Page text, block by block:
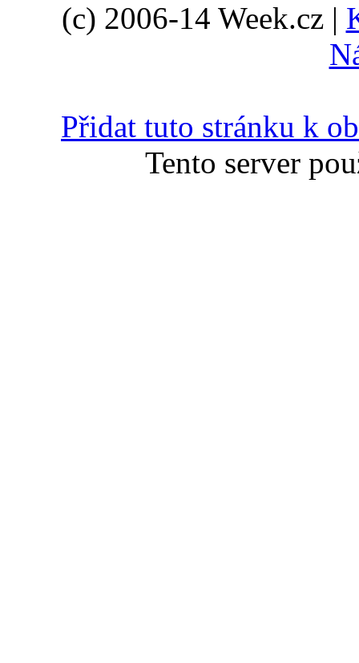
(c) 2006-14 Week.cz |
Přidat tuto stránku k
Tento server